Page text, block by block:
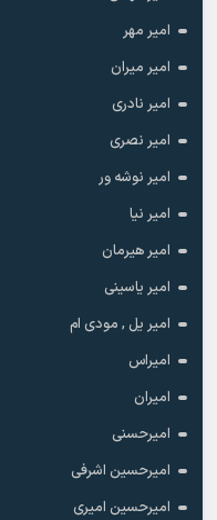
امیر مهر
امیر میران
امیر نادری
امیر نصری
امیر نوشه ور
امیر نیا
امیر هیرمان
امیر یاسینی
امیر یل , مودی ام
امیراس
امیران
امیرحسنی
امیرحسین اشرفی
امیرحسین امیری